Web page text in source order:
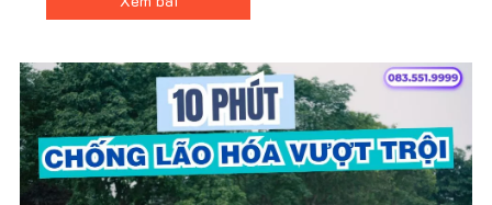
người bận rộn hoặc tập luyện. Giá tốt tại Nu88!